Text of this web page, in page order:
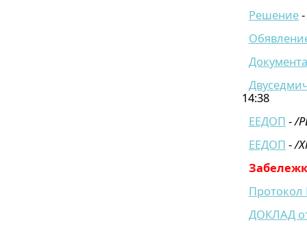
Решение
14:38
ЕЕДОП -/
ЕЕДОП -/
Протокол
ДОКЛАД